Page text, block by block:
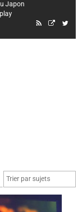
Japon